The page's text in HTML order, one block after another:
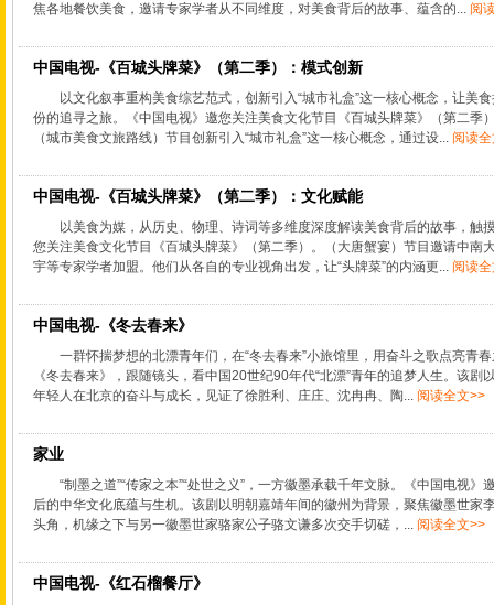
焦各地餐饮美食，邀请专家学者从不同维度，对美食背后的故事、蕴含的... 阅
中国电视-《百城头牌菜》（第二季）：模式创新
以文化叙事重构美食综艺范式，创新引入“城市礼盒”这一核心概念，让美
份的追寻之旅。《中国电视》邀您关注美食文化节目《百城头牌菜》（第二季
（城市美食文旅路线）节目创新引入“城市礼盒”这一核心概念，通过设... 阅读
中国电视-《百城头牌菜》（第二季）：文化赋能
以美食为媒，从历史、物理、诗词等多维度深度解读美食背后的故事，触
您关注美食文化节目《百城头牌菜》（第二季）。（大唐蟹宴）节目邀请中南
宇等专家学者加盟。他们从各自的专业视角出发，让“头牌菜”的内涵更... 阅读
中国电视-《冬去春来》
一群怀揣梦想的北漂青年们，在“冬去春来”小旅馆里，用奋斗之歌点亮青
《冬去春来》，跟随镜头，看中国20世纪90年代“北漂”青年的追梦人生。该
年轻人在北京的奋斗与成长，见证了徐胜利、庄庄、沈冉冉、陶... 阅读全文>>
家业
“制墨之道”“传家之本”“处世之义”，一方徽墨承载千年文脉。《中国电视
后的中华文化底蕴与生机。该剧以明朝嘉靖年间的徽州为背景，聚焦徽墨世家
头角，机缘之下与另一徽墨世家骆家公子骆文谦多次交手切磋，... 阅读全文>>
中国电视-《红石榴餐厅》